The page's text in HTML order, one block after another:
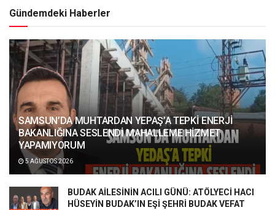
Gündemdeki Haberler
SAMSUN’DA MUHTARDAN YEPAŞ’A TEPKİ ENERJİ
BAKANLIĞINA SESLENDİ MAHALLEME HİZMET
YAPAMIYORUM
5 AĞUSTOS 2026
BUDAK AİLESİNİN ACILI GÜNÜ: ATÖLYECİ HACI
HÜSEYİN BUDAK’IN EŞİ ŞEHRİ BUDAK VEFAT